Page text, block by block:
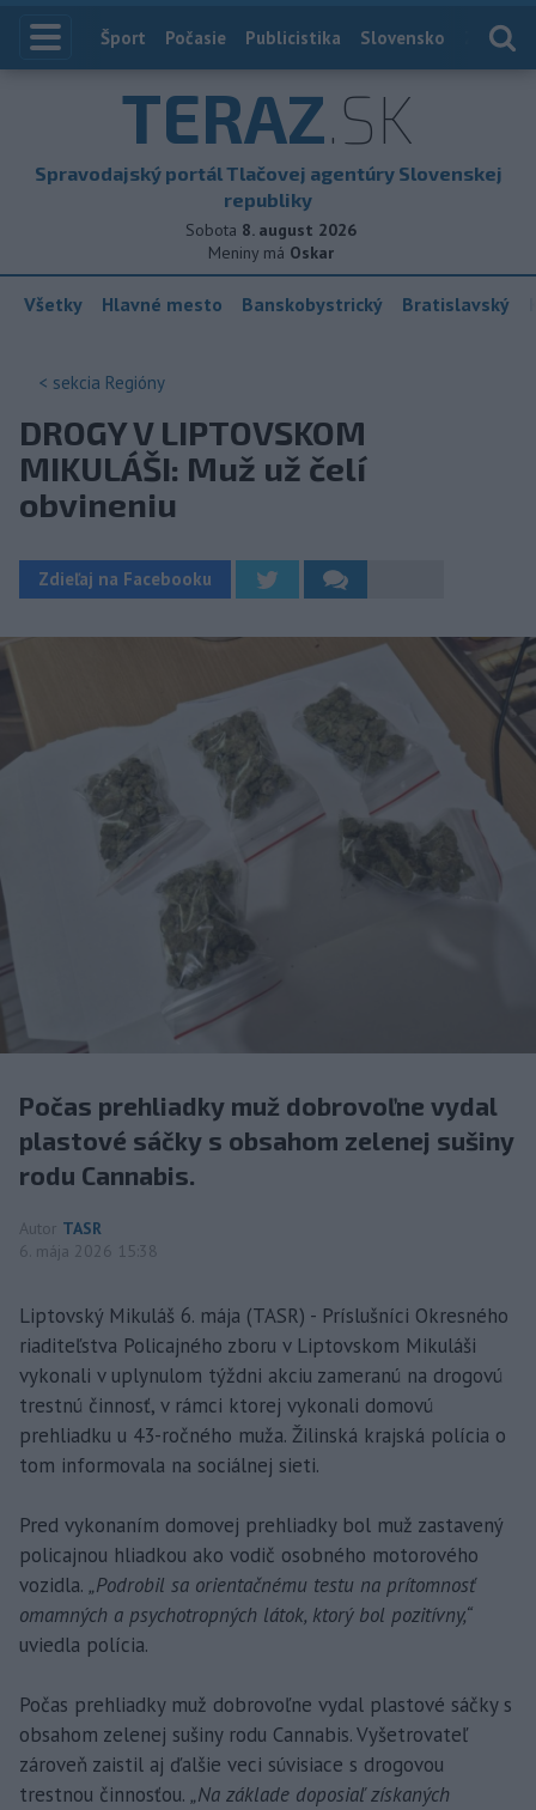
Index
Šport Počasie Publicistika Slovensko
TERAZ.SK
Spravodajský portál Tlačovej agentúry Slovenskej
republiky
Sobota 8. august 2026
Meniny má Oskar
Všetky Hlavné mesto Banskobystrický Bratislavský
< sekcia Regióny
DROGY V LIPTOVSKOM
MIKULÁŠI: Muž už čelí
obvineniu
Zdieľaj na Facebooku
Počas prehliadky muž dobrovoľne vydal
plastové sáčky s obsahom zelenej sušiny
rodu Cannabis.
Autor TASR
6. mája 2026 15:38
Liptovský Mikuláš 6. mája (TASR) - Príslušníci Okresného
riaditeľstva Policajného zboru v Liptovskom Mikuláši
vykonali v uplynulom týždni akciu zameranú na drogovú
trestnú činnosť, v rámci ktorej vykonali domovú
prehliadku u 43-ročného muža. Žilinská krajská polícia o
tom informovala na sociálnej sieti.
Pred vykonaním domovej prehliadky bol muž zastavený
policajnou hliadkou ako vodič osobného motorového
vozidla. „Podrobil sa orientačnému testu na prítomnosť
omamných a psychotropných látok, ktorý bol pozitívny,“
uviedla polícia.
Počas prehliadky muž dobrovoľne vydal plastové sáčky s
obsahom zelenej sušiny rodu Cannabis. Vyšetrovateľ
zároveň zaistil aj ďalšie veci súvisiace s drogovou
trestnou činnosťou. „Na základe doposiaľ získaných